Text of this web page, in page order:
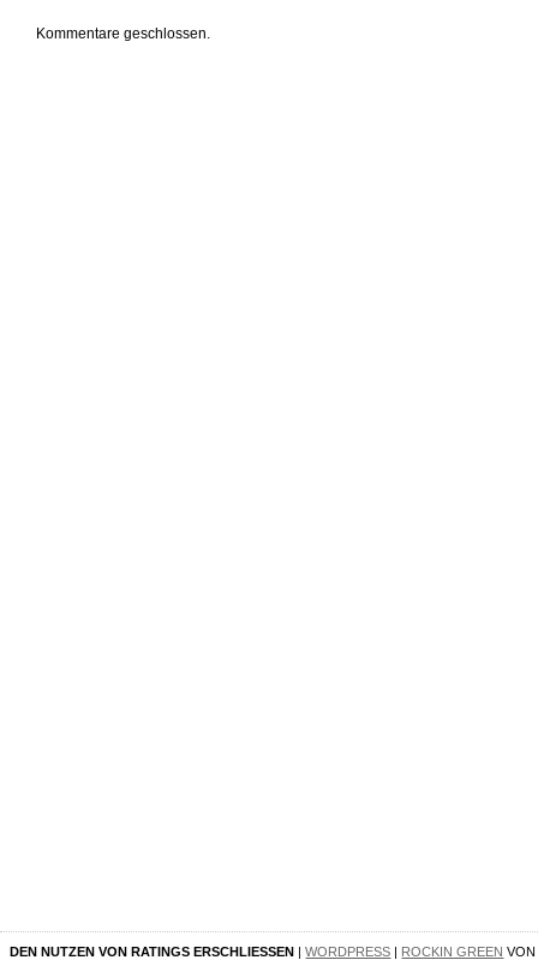
Kommentare geschlossen.
DEN NUTZEN VON RATINGS ERSCHLIESSEN |WORDPRESS | ROCKIN GREEN